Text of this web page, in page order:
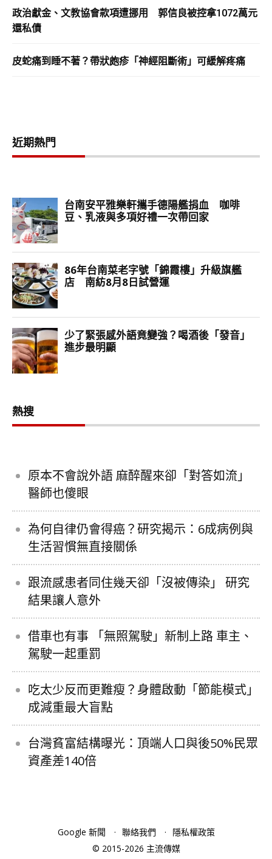
政治獻金、文教協會款項遭挪用 郭信良被控拿1072萬元
還私債
皮蛇痛到睡不著？帶狀皰疹「神經阻斷術」可緩解疼痛
近期熱門
熱搜
原本不會說外語 麻醉醒來卻「對答如流」
醫師也傻眼
為何自律仍會得癌？研究揭示：6成病例與
生活習慣無直接關係
跟流感患者同住幾天卻「沒被傳染」 研究
結果讓人意外
借車也有事 「無照駕駛」新制上路 車主、
駕駛一起重罰
吃太少反而更難瘦？身體啟動「節能模式」
成減重最大盲點
台灣貧富結構曝光：頂端人口與後50%民眾
資產差140倍
Google 新聞 聯絡我們
隱私權政策
© 2015-2026 主流傳媒